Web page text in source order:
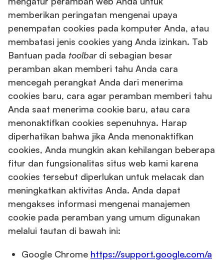
memberikan peringatan mengenai upaya
penempatan cookies pada komputer Anda, atau
membatasi jenis cookies yang Anda izinkan. Tab
Bantuan pada toolbardi sebagian besar
peramban akan memberi tahu Anda cara
mencegah perangkat Anda dari menerima
cookies baru, cara agar peramban memberi tahu
Anda saat menerima cookie baru, atau cara
menonaktifkan cookies sepenuhnya. Harap
diperhatikan bahwa jika Anda menonaktifkan
cookies, Anda mungkin akan kehilangan beberapa
fitur dan fungsionalitas situs web kami karena
cookies tersebut diperlukan untuk melacak dan
meningkatkan aktivitas Anda. Anda dapat
mengakses informasi mengenai manajemen
cookie pada peramban yang umum digunakan
melalui tautan di bawah ini:
Google Chrome https://support.google.com/a